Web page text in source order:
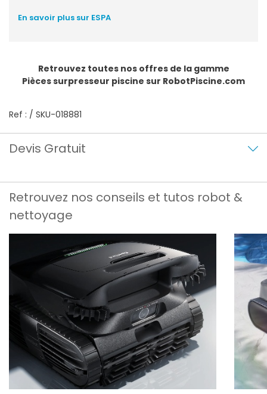
En savoir plus sur ESPA
Retrouvez toutes nos offres de la gamme
Pièces surpresseur piscine sur RobotPiscine.com
Ref : / SKU-018881
Devis Gratuit
Retrouvez nos conseils et tutos robot &
nettoyage